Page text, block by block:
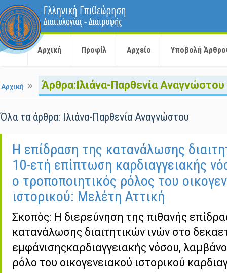
Αρχική Προφίλ Αρχείο Υποβολή
Αρχική » Άρθρα:Ιλιάνα-Παρθενία Αναγνώστου
Όλα τα άρθρα: Ιλιάνα-Παρθενία Αναγνώστου
Η επίδραση της κατανάλωσης
10-ετή επίπτωση καρδιαγγειακής
ο τροποποιητικός ρόλος του
ιστορικού: Μελέτη Αττική
Σκοπός: Η διερεύνηση της πιθανής
κατανάλωσης διαιτητικών ινών στο
εμφάνισηςκαρδιαγγειακής νόσου,
ρόλο του οικογενειακού ιστορικού